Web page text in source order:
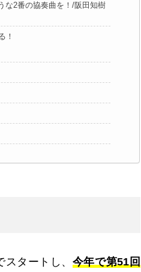
な2番の協奏曲を！/阪田知樹
！
タートし、 今年で第51回